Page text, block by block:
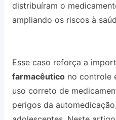
distribuíram o
ampliando os riscos à
Esse caso reforça a
farmacêuticono controle
uso correto de
perigos da